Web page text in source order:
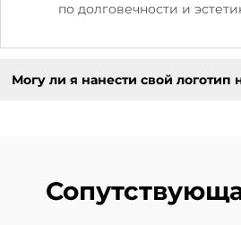
по долговечности и
Могу ли я нанести свой логотип